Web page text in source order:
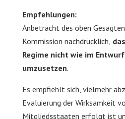
Empfehlungen:
Anbetracht des oben
Kommission nachdrücklich,
Regime nicht wie im
umzusetzen.
Es empfiehlt sich, vielmehr
Evaluierung der Wirksamkeit
Mitgliedsstaaten erfolgt ist